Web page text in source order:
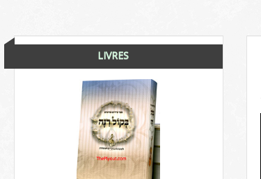
LIVRES